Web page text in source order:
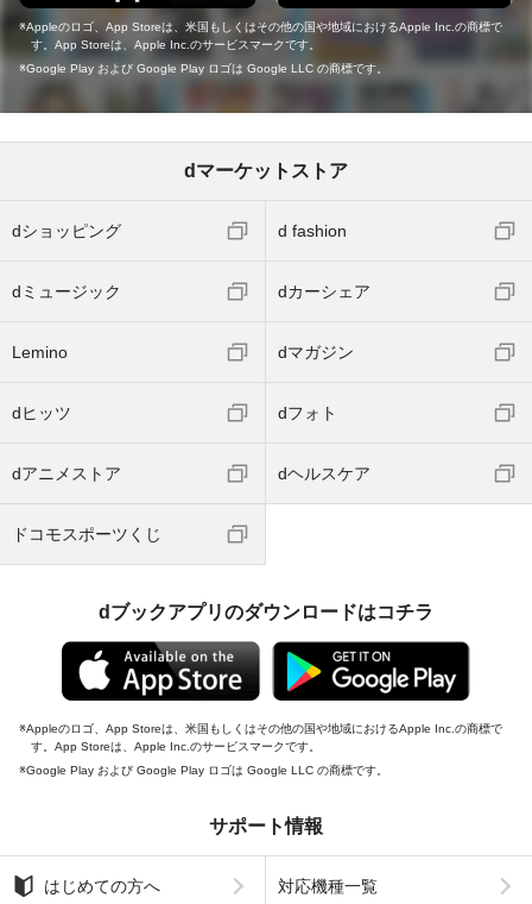
Appleのロゴ、App Storeは、米国もしくはその他の国や地域におけるApple Inc.の商標で
す。App Storeは、Apple Inc.のサービスマークです。
Google Play および Google Play ロゴは Google LLC の商標です。
dマーケットストア
dショッピング d fashion
dミュージック dカーシェア
Lemino dマガジン
dヒッツ dフォト
dアニメストア dヘルスケア
ドコモスポーツくじ
dブックアプリのダウンロードはコチラ
Appleのロゴ、App Storeは、米国もしくはその他の国や地域におけるApple Inc.の商標で
す。App Storeは、Apple Inc.のサービスマークです。
Google Play および Google Play ロゴは Google LLC の商標です。
サポート情報
はじめての方へ 対応機種一覧